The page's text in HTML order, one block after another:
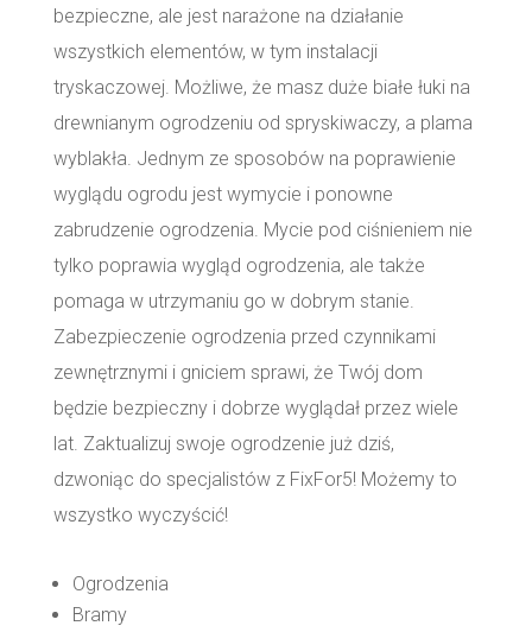
bezpieczne, ale jest narażone na działanie
wszystkich elementów, w tym instalacji
tryskaczowej. Możliwe, że masz duże białe łuki na
drewnianym ogrodzeniu od spryskiwaczy, a plama
wyblakła. Jednym ze sposobów na poprawienie
wyglądu ogrodu jest wymycie i ponowne
zabrudzenie ogrodzenia. Mycie pod ciśnieniem nie
tylko poprawia wygląd ogrodzenia, ale także
pomaga w utrzymaniu go w dobrym stanie.
Zabezpieczenie ogrodzenia przed czynnikami
zewnętrznymi i gniciem sprawi, że Twój dom
będzie bezpieczny i dobrze wyglądał przez wiele
lat. Zaktualizuj swoje ogrodzenie już dziś,
dzwoniąc do specjalistów z FixFor5! Możemy to
wszystko wyczyścić!
Ogrodzenia
Bramy